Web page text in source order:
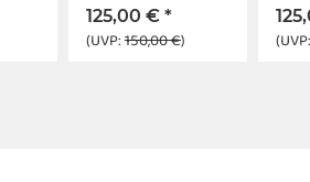
125,00 € *
(UVP:150,00 €) (UVP: